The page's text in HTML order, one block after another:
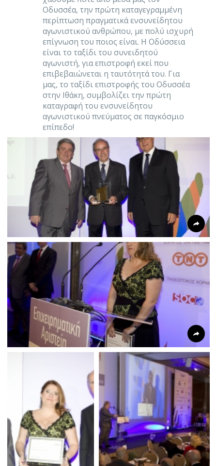
Οδυσσέα, την πρώτη καταγεγραμμένη
περίπτωση πραγματικά ενσυνείδητου
αγωνιστικού ανθρώπου, με πολύ ισχυρή
επίγνωση του ποιος είναι. Η Οδύσσεια
είναι το ταξίδι του συνειδητού
αγωνιστή, για επιστροφή εκεί που
επιβεβαιώνεται η ταυτότητά του. Για
μας, το ταξίδι επιστροφής του Οδυσσέα
στην Ιθάκη, συμβολίζει την πρώτη
καταγραφή του ενσυνείδητου
αγωνιστικού πνεύματος σε παγκόσμιο
επίπεδο!